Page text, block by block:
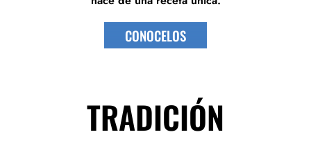
CONOCELOS
TRADICIÓN